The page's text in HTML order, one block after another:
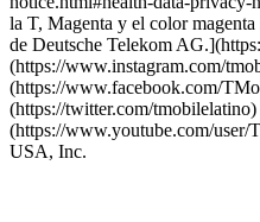
la T, Magenta y el color magenta
de Deutsche Telekom
(https://www.instagram.com/
(https://www.facebook.com/
(https://twitter.com/
(https://www.youtube.com/
USA, Inc.